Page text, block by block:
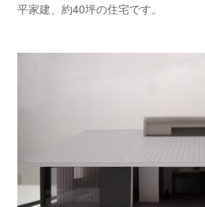
平家建、約40坪の住宅です。